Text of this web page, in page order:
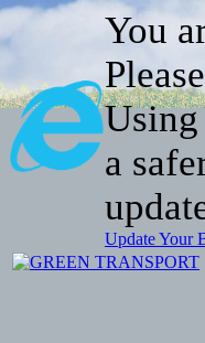
You
a
Update Your